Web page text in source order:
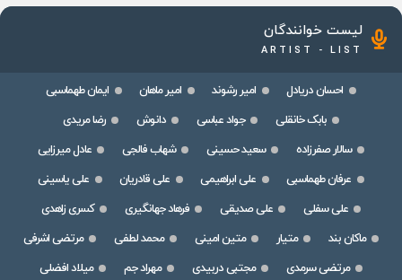
لیست خوانندگان
ARTIST - LIST
احسان دریادل امیر رشوند امیر ماهان
ایمان طهماسبی
بابک خانقلی
جواد عباسی دانوش
رضا مریدی
سالار صفرزاده
سعید حسینی شهاب فالجی
عادل میرزایی
عرفان طهماسبی
علی ابراهیمی علی قادریان
علی یاسینی
علی سفلی
علی صدیقی فرهاد جهانگیری
کسری زاهدی
ماکان بند
متیار متین امینی محمد لطفی
مرتضی اشرفی
مرتضی سرمدی
مجتبی دربیدی مهراد جم
میلاد افضلی